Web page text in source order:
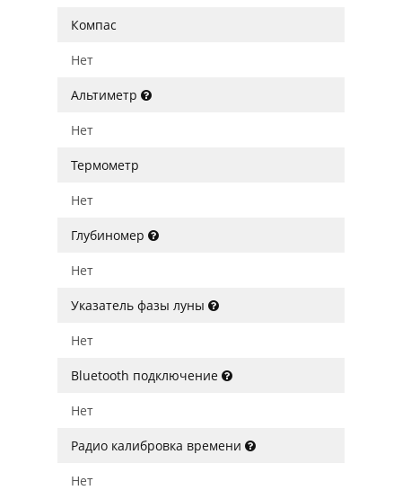
Компас
Нет
Альтиметр
Нет
Термометр
Нет
Глубиномер
Нет
Указатель фазы луны
Нет
Bluetooth подключение
Нет
Радио калибровка времени
Нет